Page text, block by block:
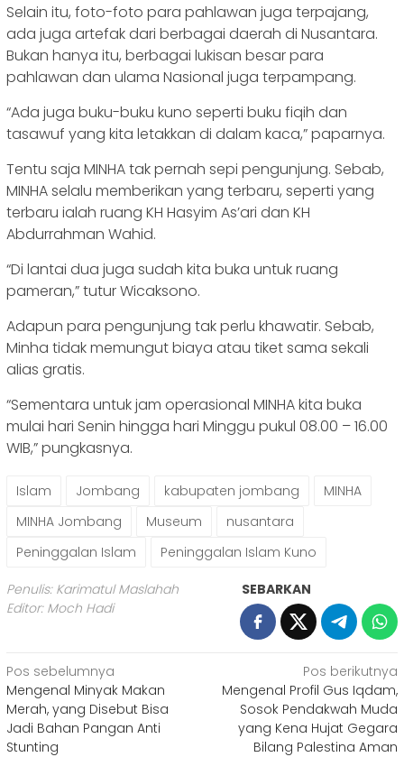
Selain itu, foto-foto para pahlawan juga terpajang,
ada juga artefak dari berbagai daerah di Nusantara.
Bukan hanya itu, berbagai lukisan besar para
pahlawan dan ulama Nasional juga terpampang.
“Ada juga buku-buku kuno seperti buku fiqih dan
tasawuf yang kita letakkan di dalam kaca,” paparnya.
Tentu saja MINHA tak pernah sepi pengunjung. Sebab,
MINHA selalu memberikan yang terbaru, seperti yang
terbaru ialah ruang KH Hasyim As’ari dan KH
Abdurrahman Wahid.
“Di lantai dua juga sudah kita buka untuk ruang
pameran,” tutur Wicaksono.
Adapun para pengunjung tak perlu khawatir. Sebab,
Minha tidak memungut biaya atau tiket sama sekali
alias gratis.
“Sementara untuk jam operasional MINHA kita buka
mulai hari Senin hingga hari Minggu pukul 08.00 – 16.00
WIB,” pungkasnya.
Islam Jombang kabupaten jombang
MINHA
MINHA Jombang
Museum
nusantara
Peninggalan Islam
Peninggalan Islam Kuno
Penulis: Karimatul Maslahah
Editor: Moch Hadi
SEBARKAN
Navigasi
pos
Pos sebelumnya
Mengenal Minyak Makan
Merah, yang Disebut Bisa
Jadi Bahan Pangan Anti
Stunting
Pos berikutnya
Mengenal Profil Gus Iqdam,
Sosok Pendakwah Muda
yang Kena Hujat Gegara
Bilang Palestina Aman